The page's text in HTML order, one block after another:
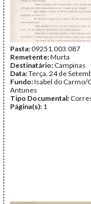
Pasta:09251.003.087
Remetente:Murta
Destinatário: Campinas
Data:Terça, 24 de
Fundo:Isabel do Carmo/
Antunes
Tipo Documental:
Página(s): 1